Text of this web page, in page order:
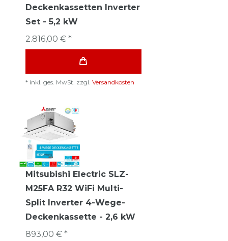
Deckenkassetten Inverter
Set - 5,2 kW
2.816,00 € *
* inkl. ges. MwSt. zzgl. Versandkosten
Mitsubishi Electric SLZ-
M25FA R32 WiFi Multi-
Split Inverter 4-Wege-
Deckenkassette - 2,6 kW
893,00 € *